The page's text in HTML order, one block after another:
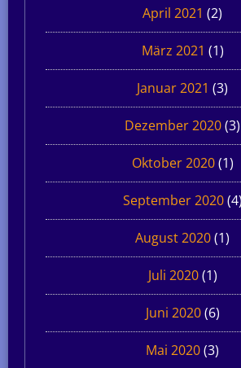
April 2021 (2)
März 2021 (1)
Januar 2021 (3)
Dezember 2020(3)
Oktober 2020(1)
September 2020(4)
August 2020(1)
Juli 2020(1)
Juni 2020(6)
Mai 2020(3)